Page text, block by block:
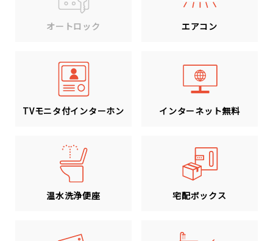
オートロック エアコン
TVモニタ付インターホン インターネット無料
温水洗浄便座 宅配ボックス